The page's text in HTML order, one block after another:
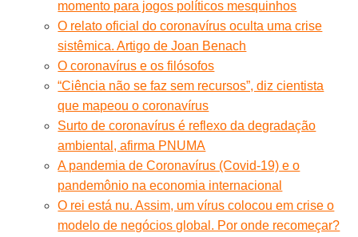
momento para jogos políticos mesquinhos
O relato oficial do coronavírus oculta uma crise
sistêmica. Artigo de Joan Benach
O coronavírus e os filósofos
“Ciência não se faz sem recursos”, diz cientista
que mapeou o coronavírus
Surto de coronavírus é reflexo da degradação
ambiental, afirma PNUMA
A pandemia de Coronavírus (Covid-19) e o
pandemônio na economia internacional
O rei está nu. Assim, um vírus colocou em crise o
modelo de negócios global. Por onde recomeçar?